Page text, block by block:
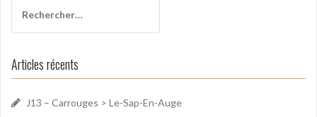
Articles récents
J13 – Carrouges > Le-Sap-En-Auge